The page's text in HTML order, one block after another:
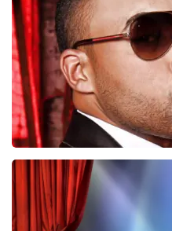
BESTEL NU
Don Omar
224 laatste 30 minuten
BESTEL NU